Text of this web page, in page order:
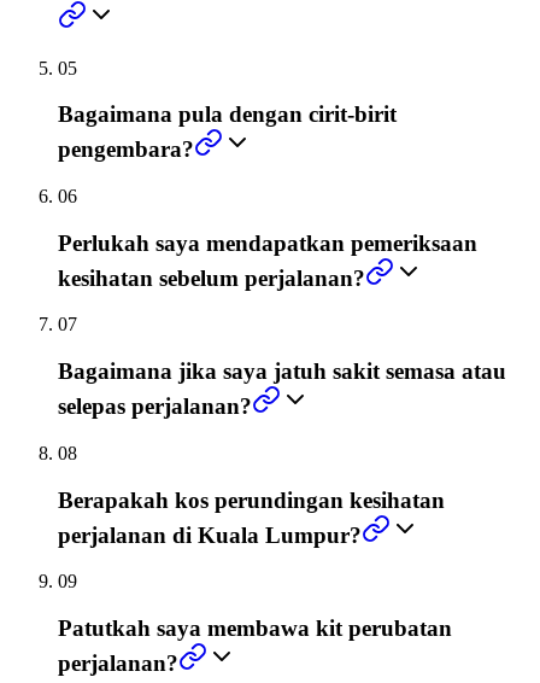
05
Bagaimana pula dengan cirit-birit
pengembara?
06
Perlukah saya mendapatkan pemeriksaan
kesihatan sebelum perjalanan?
07
Bagaimana jika saya jatuh sakit semasa atau
selepas perjalanan?
08
Berapakah kos perundingan kesihatan
perjalanan di Kuala Lumpur?
09
Patutkah saya membawa kit perubatan
perjalanan?